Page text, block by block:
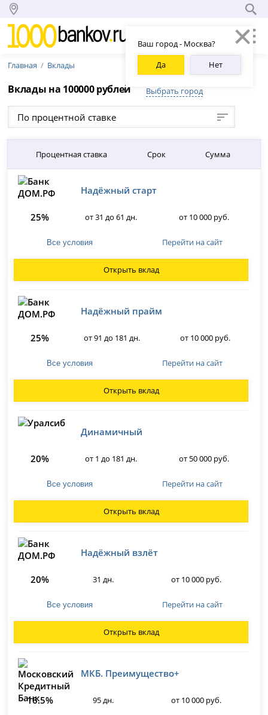
Ваш город - Москва?
Да
Нет
Главная Вклады
Вклады на 100000 рублей Выбрать город
По процентной ставке
Процентная ставка Срок Сумма
Надёжный старт
25% от 31 до 61 дн. от 10 000 руб.
Все условия Перейти на сайт
Открыть вклад
Надёжный прайм
25% от 91 до 181 дн. от 10 000 руб.
Все условия Перейти на сайт
Открыть вклад
Динамичный
20% от 1 до 181 дн. от 50 000 руб.
Все условия Перейти на сайт
Открыть вклад
Надёжный взлёт
20% 31 дн. от 10 000 руб.
Все условия Перейти на сайт
Открыть вклад
МКБ. Преимущество+
16.5% 95 дн. от 10 000 руб.